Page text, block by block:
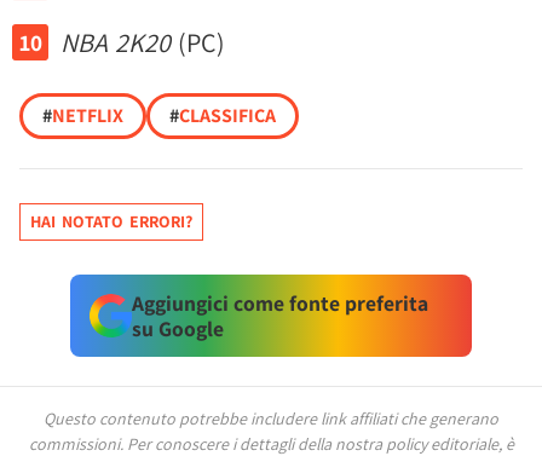
NBA 2K20 (PC)
#NETFLIX #CLASSIFICA
HAI NOTATO ERRORI?
Aggiungici come fonte preferita
su Google
Questo contenuto potrebbe includere link affiliati che generano
commissioni. Per conoscere i dettagli della nostra policy editoriale, è